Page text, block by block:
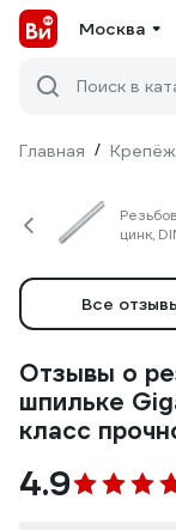
Москва
Поиск в
Главная / Крепёж
цинк,
Все
Отзывы о
шпильке
класс
4.9